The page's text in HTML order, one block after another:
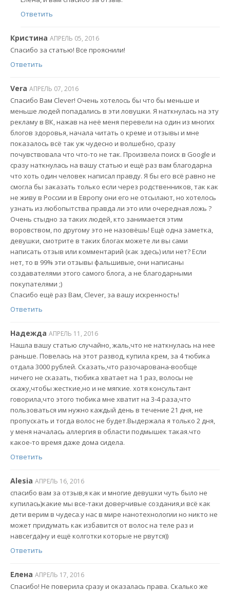
Ответить
Кристина АПРЕЛЬ 05, 2016
Спасибо за статью! Все прояснили!
Ответить
Vera АПРЕЛЬ 07, 2016
Спасибо Вам Clever! Очень хотелось бы что бы меньше и
меньше людей попадались в эти ловушки. Я наткнулась на эту
рекламу в ВК, нажав на неё меня перевели на один из многих
блогов здоровья, начала читать о креме и отзывы и мне
показалось всё так уж чудесно и волшебно, сразу
почувствовала что что-то не так. Произвела поиск в Google и
сразу наткнулась на вашу статью и ещё раз вам благодарна
что хоть один человек написал правду. Я бы его всё равно не
смогла бы заказать только если через родственников, так как
не живу в России и в Европу они его не отсылают, но хотелось
узнать из любопытства правда ли это или очередная ложь ?
Очень стыдно за таких людей, кто занимается этим
воровством, по другому это не назовёшь! Ещё одна заметка,
девушки, смотрите в таких блогах можете ли вы сами
написать отзыв или комментарий (как здесь) или нет? Если
нет, то в 99% эти отзывы фальшивые, они написаны
создавателями этого самого блога, а не благодарными
покупателями ;)
Спасибо ещё раз Вам, Clever, за вашу искренность!
Ответить
Надежда АПРЕЛЬ 11, 2016
Нашла вашу статью случайно, жаль,что не наткнулась на нее
раньше. Повелась на этот развод, купила крем, за 4 тюбика
отдала 3000 рублей. Сказать,что разочарована-вообще
ничего не сказать, тюбика хватает на 1 раз, волосы не
скажу,чтобы жесткие,но и не мягкие. хотя консультант
говорила,что этого тюбика мне хватит на 3-4 раза,что
пользоваться им нужно каждый день в течение 21 дня, не
пропускать и тогда волос не будет.Выдержала я только 2 дня,
у меня началась аллергия в области подмышек такая.что
какое-то время даже дома сидела.
Ответить
Alesia АПРЕЛЬ 16, 2016
спасибо вам за отзыв,я как и многие девушки чуть было не
купилась)какие мы все-таки доверчивые создания,и всё как
дети верим в чудеса.у нас в мире нанотехнологии но никто не
может придумать как избавится от волос на теле раз и
навсегда)ну и ещё колготки которые не рвутся))
Ответить
Елена АПРЕЛЬ 17, 2016
Спасибо! Не поверила сразу и оказалась права. Скалько же